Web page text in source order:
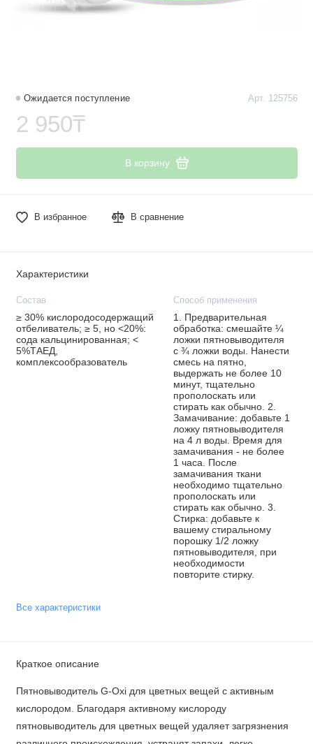
Ожидается поступление Арт. 125756
2 950₸
В корзину
В избранное В сравнение
Характеристики
Состав
≥ 30% кислородосодержащий
отбеливатель; ≥ 5, но <20%:
сода кальцинированная; <
5%ТАЕД,
комплексообразователь
Способ применения
1. Предварительная
обработка: смешайте ¼
ложки пятновыводителя
с ¾ ложки воды. Нанести
смесь на пятно,
выдержать не более 10
минут, тщательно
прополоскать или
стирать как обычно. 2.
Замачивание: добавьте 1
ложку пятновыводителя
на 4 л воды. Время для
замачивания - не более
1 часа. После
замачивания ткани
необходимо тщательно
прополоскать или
стирать как обычно. 3.
Стирка: добавьте к
вашему стиральному
порошку 1/2 ложку
пятновыводителя, при
необходимости
повторите стирку.
Все характеристики
Краткое описание
Пятновыводитель G-Oxi для цветных вещей с активным
кислородом. Благодаря активному кислороду
пятновыводитель для цветных вещей удаляет загрязнения